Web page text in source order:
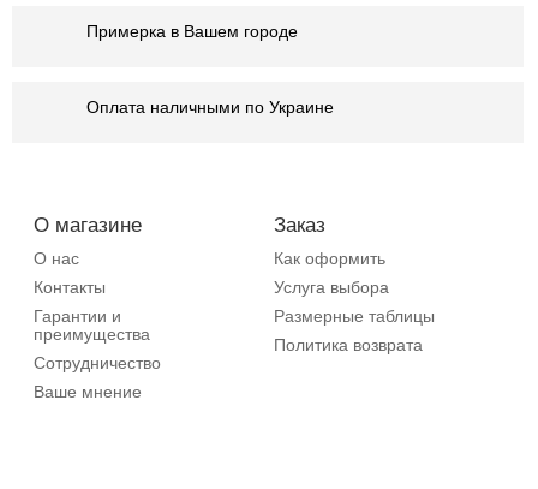
Примерка в Вашем городе
Оплата наличными по Украине
О магазине
О нас
Контакты
Гарантии и
преимущества
Сотрудничество
Ваше мнение
Заказ
Как оформить
Услуга выбора
Размерные таблицы
Политика возврата